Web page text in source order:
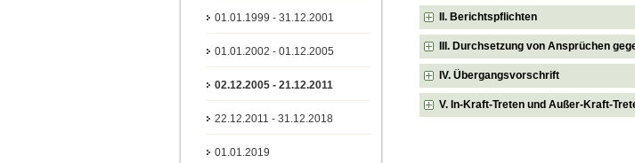
01.01.1999 - 31.12.2001
01.01.2002 - 01.12.2005
02.12.2005 - 21.12.2011
22.12.2011 - 31.12.2018
01.01.2019
II. Berichtspflichten
III. Durchsetzung von Ansprüchen
IV. Übergangsvorschrift
V. In-Kraft-Treten und Außer-Kraft-